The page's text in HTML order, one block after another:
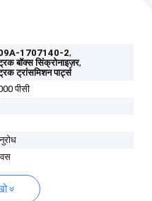
1707140-2,
बॉक्स सिंक्रोनाइज़र,
ट्रांसमिशन पार्ट्स
पीसी